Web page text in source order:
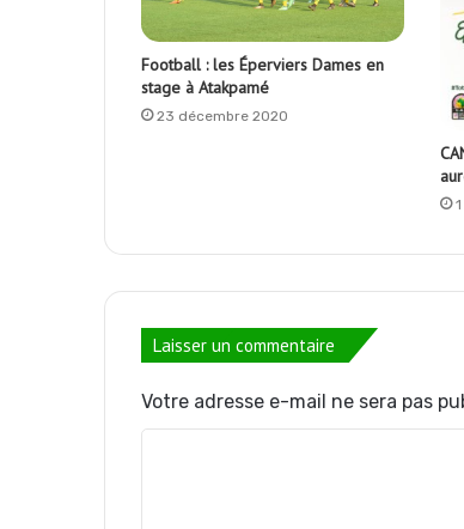
Football : les Éperviers Dames en
stage à Atakpamé
23 décembre 2020
Laisser un commentaire
Votre adresse e-mail ne sera pas